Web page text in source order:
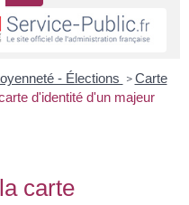
- Élections > Carte
d'identité d'un majeur
carte